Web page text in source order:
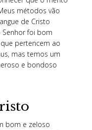
métodos vão
de Cristo
Senhor foi bom
pertencem ao
mas temos um
e bondoso
bom e zeloso